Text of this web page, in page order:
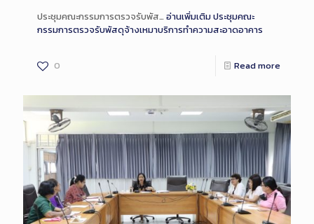
ประชุมคณะกรรมการตรวจรับพัส… อ่านเพิ่มเติมประชุมคณะ
กรรมการตรวจรับพัสดุจ้างเหมาบริการทำความสะอาดอาคาร
0 Read more